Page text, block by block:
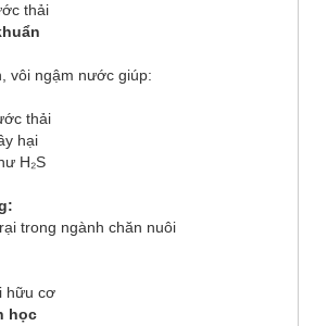
thải
vôi ngậm nước giúp:
thải
hại
H₂S
trong ngành chăn nuôi
hữu cơ
học